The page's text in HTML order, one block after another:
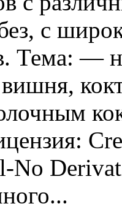
с
Тема: —
No